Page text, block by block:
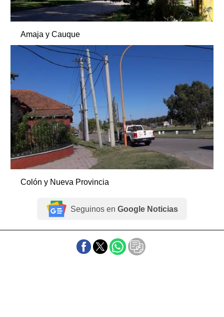
Amaja y Cauque
Colón y Nueva Provincia
Seguinos en Google Noticias